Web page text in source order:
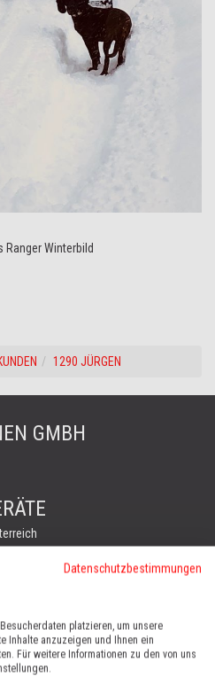
Winterbild
1290 JÜRGEN
GMBH
Datenschutzbestimmungen
platzieren, um unsere
Inhalte anzuzeigen und Ihnen ein
Für weitere Informationen zu den von uns